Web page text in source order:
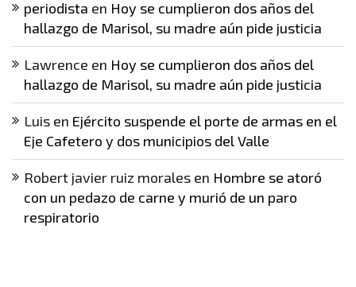
periodista en Hoy se cumplieron dos años del
hallazgo de Marisol, su madre aún pide justicia
Lawrence en Hoy se cumplieron dos años del
hallazgo de Marisol, su madre aún pide justicia
Luis en Ejército suspende el porte de armas en el
Eje Cafetero y dos municipios del Valle
Robert javier ruiz morales en Hombre se atoró
con un pedazo de carne y murió de un paro
respiratorio